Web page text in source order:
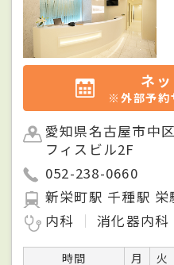
ネ
※外部予約
愛知県名古屋市中
フィスビル2F
052-238-0660
新栄町駅 千種駅 栄
内科
消化器内科
時間 月 火